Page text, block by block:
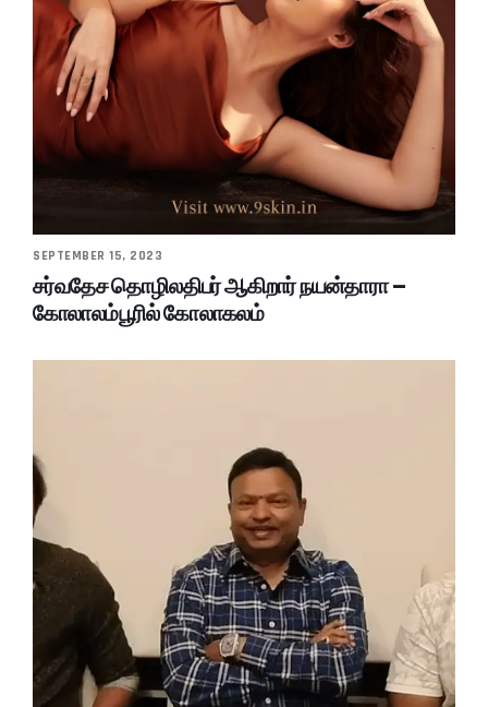
SEPTEMBER 15, 2023
சர்வதேச தொழிலதிபர் ஆகிறார் நயன்தாரா –
கோலாலம்பூரில் கோலாகலம்